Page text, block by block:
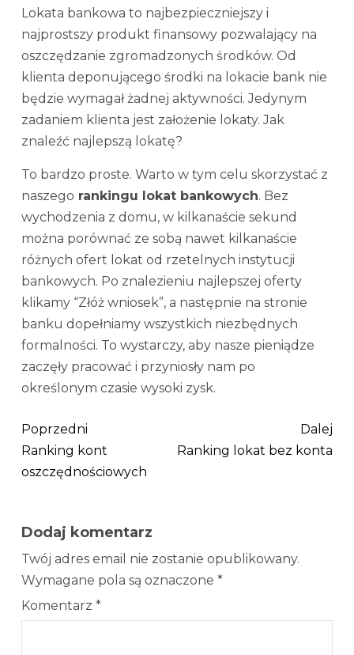
Lokata bankowa to najbezpieczniejszy i
najprostszy produkt finansowy pozwalający na
oszczędzanie zgromadzonych środków. Od
klienta deponującego środki na lokacie bank nie
będzie wymagał żadnej aktywności. Jedynym
zadaniem klienta jest założenie lokaty. Jak
znaleźć najlepszą lokatę?
To bardzo proste. Warto w tym celu skorzystać z
naszego rankingu lokat bankowych. Bez
wychodzenia z domu, w kilkanaście sekund
można porównać ze sobą nawet kilkanaście
różnych ofert lokat od rzetelnych instytucji
bankowych. Po znalezieniu najlepszej oferty
klikamy “Złóż wniosek”, a następnie na stronie
banku dopełniamy wszystkich niezbędnych
formalności. To wystarczy, aby nasze pieniądze
zaczęły pracować i przyniosły nam po
określonym czasie wysoki zysk.
Poprzedni
Ranking kont
oszczędnościowych
Dalej
Ranking lokat bez konta
Dodaj komentarz
Twój adres email nie zostanie opublikowany.
Wymagane pola są oznaczone *
Komentarz *